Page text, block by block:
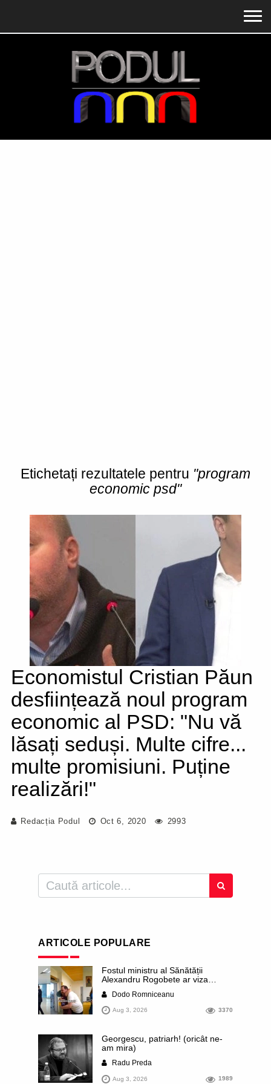
Etichetați rezultatele pentru "program
economic psd"
Economistul Cristian Păun
desființează noul program
economic al PSD: "Nu vă
lăsați seduși. Multe cifre...
multe promisiuni. Puține
realizări!"
Redacția Podul Oct 6, 2020 2993
ARTICOLE POPULARE
Fostul ministru al Sănătății
Alexandru Rogobete ar viza
al orașului Timișoara. Pesedistul
publică imagini demne de Coreea
de Nord cu femei din Timișoara
Dodo Romniceanu
Aug 3, 2026 3370
Georgescu, patriarh! (oricât ne-
am mira)
Radu Preda
Aug 3, 2026 1989